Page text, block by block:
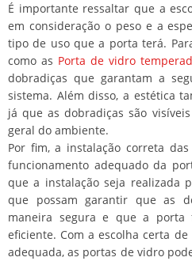
É importante ressaltar que a
em consideração o peso e a
tipo de uso que a porta terá.
como as Porta de vidro
dobradiças que garantam a
sistema. Além disso, a estética
já que as dobradiças são
geral do ambiente.
Por fim, a instalação correta
funcionamento adequado da
que a instalação seja realizada
que possam garantir que as
maneira segura e que a porta
eficiente. Com a escolha certa
adequada, as portas de vidro